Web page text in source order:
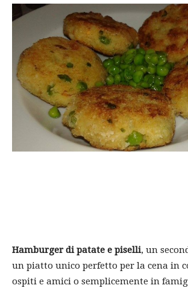
Hamburger di patate e piselli, un
un piatto unico perfetto per la cena in
ospiti e amici o semplicemente in